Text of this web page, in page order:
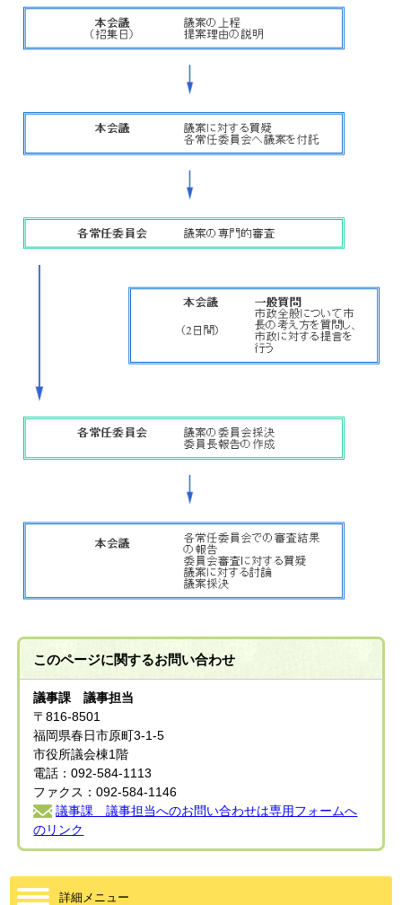
このページに関するお問い合わせ
議事課 議事担当
〒816-8501
福岡県春日市原町3-1-5
市役所議会棟1階
電話：092-584-1113
ファクス：092-584-1146
議事課 議事担当へのお問い合わせは専用フォームへ
のリンク
詳細メニュー